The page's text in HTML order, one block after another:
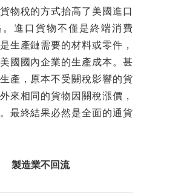
物稅的方式抬高了美國進口
進口貨物不僅是終端消費
生產鏈需要的材料或零件，
國國內企業的生產成本。甚
產，原本不受關稅影響的貨
來相同的貨物因關稅漲價，
最終結果必然是全面的通貨
製造業不回流